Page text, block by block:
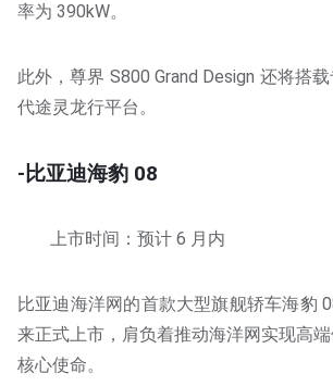
率为 390kW。
此外，尊界 S800 Grand Design 还将搭
代途灵龙行平台。
-比亚迪海豹 08
上市时间：预计 6 月内
比亚迪海洋网的首款大型旗舰轿车海豹
来正式上市，肩负着推动海洋网实现高
核心使命。